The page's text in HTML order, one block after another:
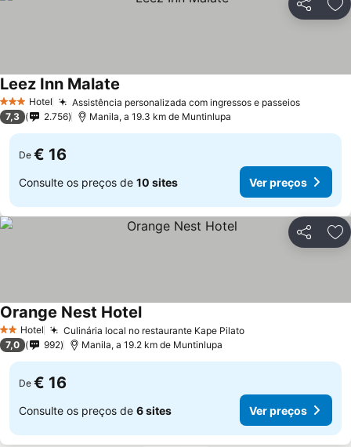
Partilhar
3 EstrelasHotel Assistência personalizada com ingressos e passeios
Leez Inn Malate
7,3 2.756 Manila, a 19.3 km de Muntinlupa
De € 16
Consulte os preços de 10 sites Ver preços
Partilhar
2 Estrelas
Hotel Culinária local no restaurante Kape Pilato
Orange Nest Hotel
7,0 992 Manila, a 19.2 km de Muntinlupa
De € 16
Consulte os preços de 6 sites Ver preços